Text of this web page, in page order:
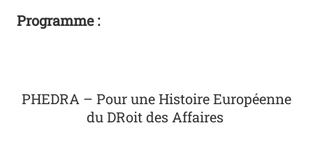
Programme :
PHEDRA – Pour une Histoire Européenne
du DRoit des Affaires